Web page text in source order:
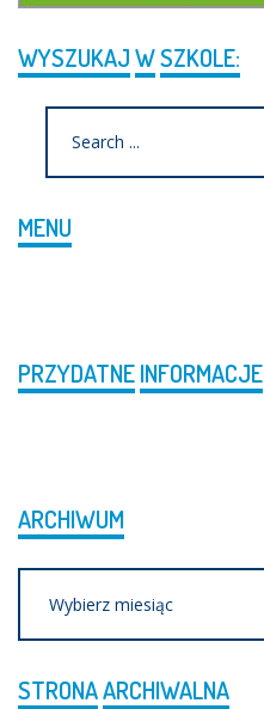
WYSZUKAJWSZKOLE:
MENU
PRZYDATNEINFORMACJE
ARCHIWUM
STRONAARCHIWALNA